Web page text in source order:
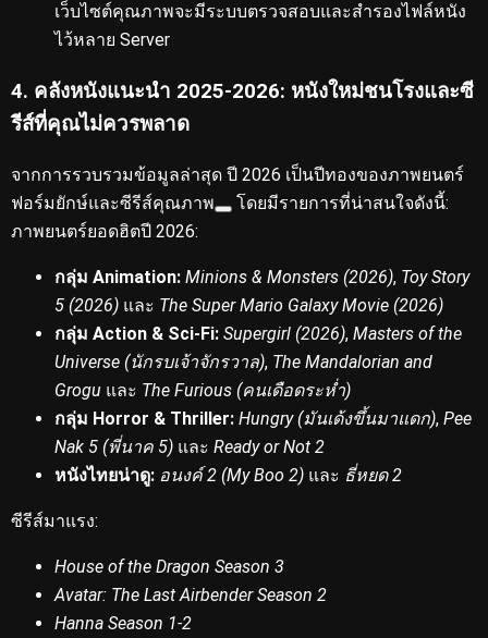
เว็บไซต์คุณภาพจะมีระบบตรวจสอบและสำรองไฟล์หนัง
ไว้หลาย Server
4. คลังหนังแนะนำ 2025-2026: หนังใหม่ชนโรงและซี
รีส์ที่คุณไม่ควรพลาด
จากการรวบรวมข้อมูลล่าสุด ปี 2026 เป็นปีทองของภาพยนตร์
ฟอร์มยักษ์และซีรีส์คุณภาพ
โดยมีรายการที่น่าสนใจดังนี้:
ภาพยนตร์ยอดฮิตปี 2026:
กลุ่ม Animation: Minions & Monsters (2026), Toy Story
5 (2026) และ The Super Mario Galaxy Movie (2026)
กลุ่ม Action & Sci-Fi: Supergirl (2026), Masters of the
Universe (นักรบเจ้าจักรวาล), The Mandalorian and
Grogu และ The Furious (คนเดือดระห่ำ)
กลุ่ม Horror & Thriller: Hungry (มันเด้งขึ้นมาแดก), Pee
Nak 5 (พี่นาค 5) และ Ready or Not 2
หนังไทยน่าดู: อนงค์ 2 (My Boo 2) และ ธี่หยด 2
ซีรีส์มาแรง:
House of the Dragon Season 3
Avatar: The Last Airbender Season 2
Hanna Season 1-2